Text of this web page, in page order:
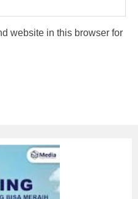
website in this browser for